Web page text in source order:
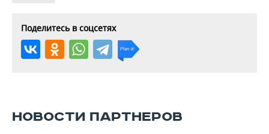
Поделитесь в соцсетях
НОВОСТИ ПАРТНЕРОВ